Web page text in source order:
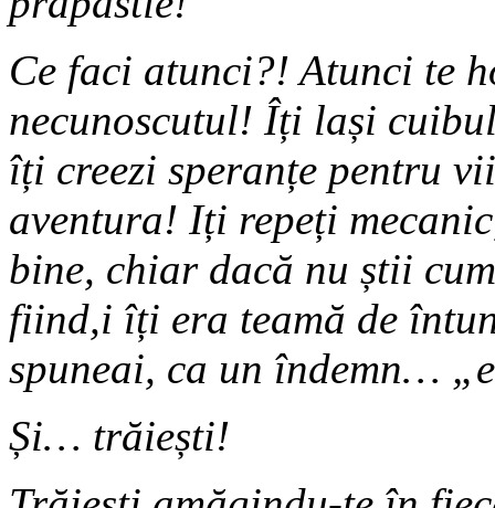
Ce faci atunci?! Atunci te
necunoscutul! Îți lași
îți creezi speranțe pentru
aventura! Iți repeți
bine, chiar dacă nu știi
fiind,i îți era teamă de
spuneai, ca un îndemn…
Și… trăiești!